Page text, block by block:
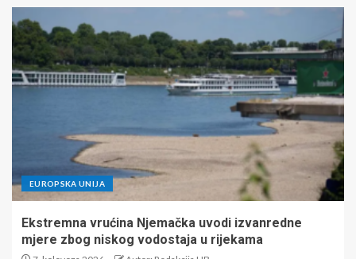
EUROPSKA UNIJA
Ekstremna vrućina Njemačka uvodi izvanredne
mjere zbog niskog vodostaja u rijekama